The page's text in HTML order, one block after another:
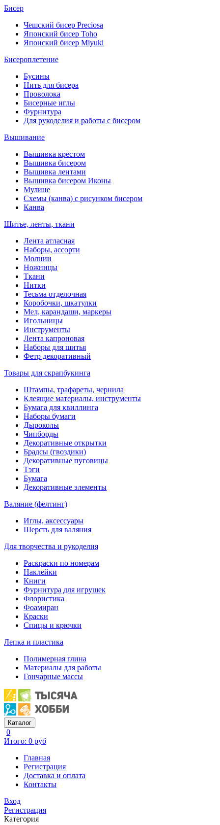
Бисер
Чешский бисер Preciosa
Японский бисер Toho
Японский бисер Miyuki
Бисероплетение
Бусины
Нить для бисера
Проволока
Бисерные иглы
Фурнитура
Для рукоделия и работы с бисером
Вышивание
Вышивка крестом
Вышивка бисером
Вышивка лентами
Вышивка бисером Иконы
Мулине
Схемы (канва) с рисунком бисером
Канва
Шитье, ленты, ткани
Лента атласная
Наборы, ассорти
Молнии
Ножницы
Ткани
Нитки
Тесьма отделочная
Коробочки, шкатулки
Мел, карандаши, маркеры
Игольницы
Инструменты
Лента капроновая
Наборы для шитья
Фетр декоративный
Товары для скрапбукинга
Штампы, трафареты, чернила
Клеящие материалы, инструменты
Бумага для квиллинга
Наборы бумаги
Дыроколы
Чипборды
Декоративные открытки
Брадсы (гвоздики)
Декоративные пуговицы
Тэги
Бумага
Декоративные элементы
Валяние (фелтинг)
Иглы, аксессуары
Шерсть для валяния
Для творчества и рукоделия
Раскраски по номерам
Наклейки
Книги
Фурнитура для игрушек
Флористика
Фоамиран
Краски
Спицы и крючки
Лепка и пластика
Полимерная глина
Материалы для работы
Гончарные массы
Каталог
0
Итого: 0 руб
Главная
Регистрация
Доставка и оплата
Контакты
Вход
Регистрация
Категория